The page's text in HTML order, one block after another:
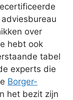
over
hebt ook
tabel
experts die
Borger-
het bezit zijn